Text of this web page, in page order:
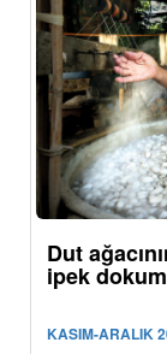
Dut
ipek
KASIM-ARALIK